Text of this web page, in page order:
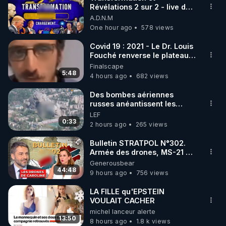
🌱 INSTAGRAM
https://www.instagram.com/rdlr_thierrycasasnovas/
http://rgnr.li/instagram
🌱 LA NEWSLETTER
Pour ne pas rater l’actualité RGNR (stages,
http://rgnr.li/news
🌱 VIDÉOS NON CENSURÉES SUR ODYSEE
Toutes les vidéos Youtube sont aussi sur la
http://rgnr.li/odysee
🌱 LES STAGES EN PRÉSENTIEL
http://rgnr.li/stages
Révélations 2 sur 2 - live du
07/08/26
A.D.N.M
One hour ago
578 views
5:48
Covid 19 : 2021 - Le Dr. Louis
Fouché renverse le plateau
de CNews !
Finalscape
4 hours ago
682 views
0:33
Des bombes aériennes
russes anéantissent les
centres de contrôle de
drones de 3 brigades
ukrainienne
LEF
2 hours ago
265 views
44:48
Bulletin STRATPOL N°302.
Armée des drones, MS-21 en
série, missiles coréens.
07.08.2026.
Generousbear
9 hours ago
756 views
13:50
LA FILLE qu'EPSTEIN
VOULAIT CACHER
michel lanceur alerte
8 hours ago
1.8 k views